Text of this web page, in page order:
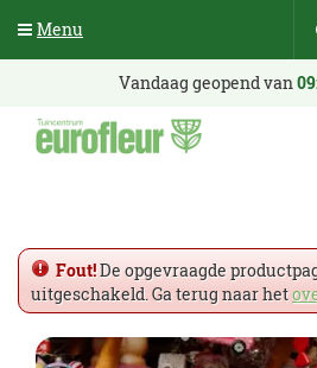
n
Vandaag geopend van
Fout!De opgevraagde
uitgeschakeld. Ga terug naar het
Menu